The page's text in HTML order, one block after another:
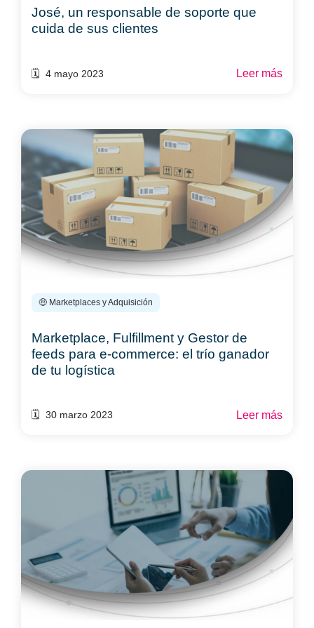
José, un responsable de soporte que
cuida de sus clientes
🗓️ 4 mayo 2023 Leer más
🤑 Marketplaces y Adquisición
Marketplace, Fulfillment y Gestor de
feeds para e-commerce: el trío ganador
de tu logística
🗓️ 30 marzo 2023 Leer más